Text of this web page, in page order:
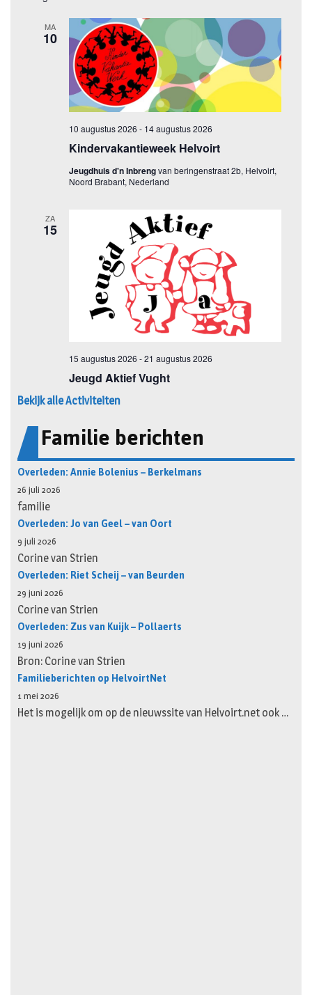
Bekijk alle Activiteiten
Familie berichten
Overleden: Annie Bolenius – Berkelmans
26 juli 2026
familie
Overleden: Jo van Geel – van Oort
9 juli 2026
Corine van Strien
Overleden: Riet Scheij – van Beurden
29 juni 2026
Corine van Strien
Overleden: Zus van Kuijk – Pollaerts
19 juni 2026
Bron: Corine van Strien
Familieberichten op HelvoirtNet
1 mei 2026
Het is mogelijk om op de nieuwssite van Helvoirt.net ook …